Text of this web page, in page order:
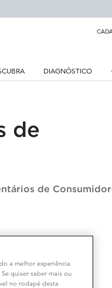
DIAGNÓSTICO
de
de
a melhor experiência
quiser saber mais ou
no rodapé desta